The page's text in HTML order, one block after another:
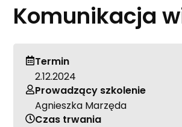
Komunikacja
Termin
2.12.2024
Prowadzący szkolenie
Agnieszka Marzęda
Czas trwania